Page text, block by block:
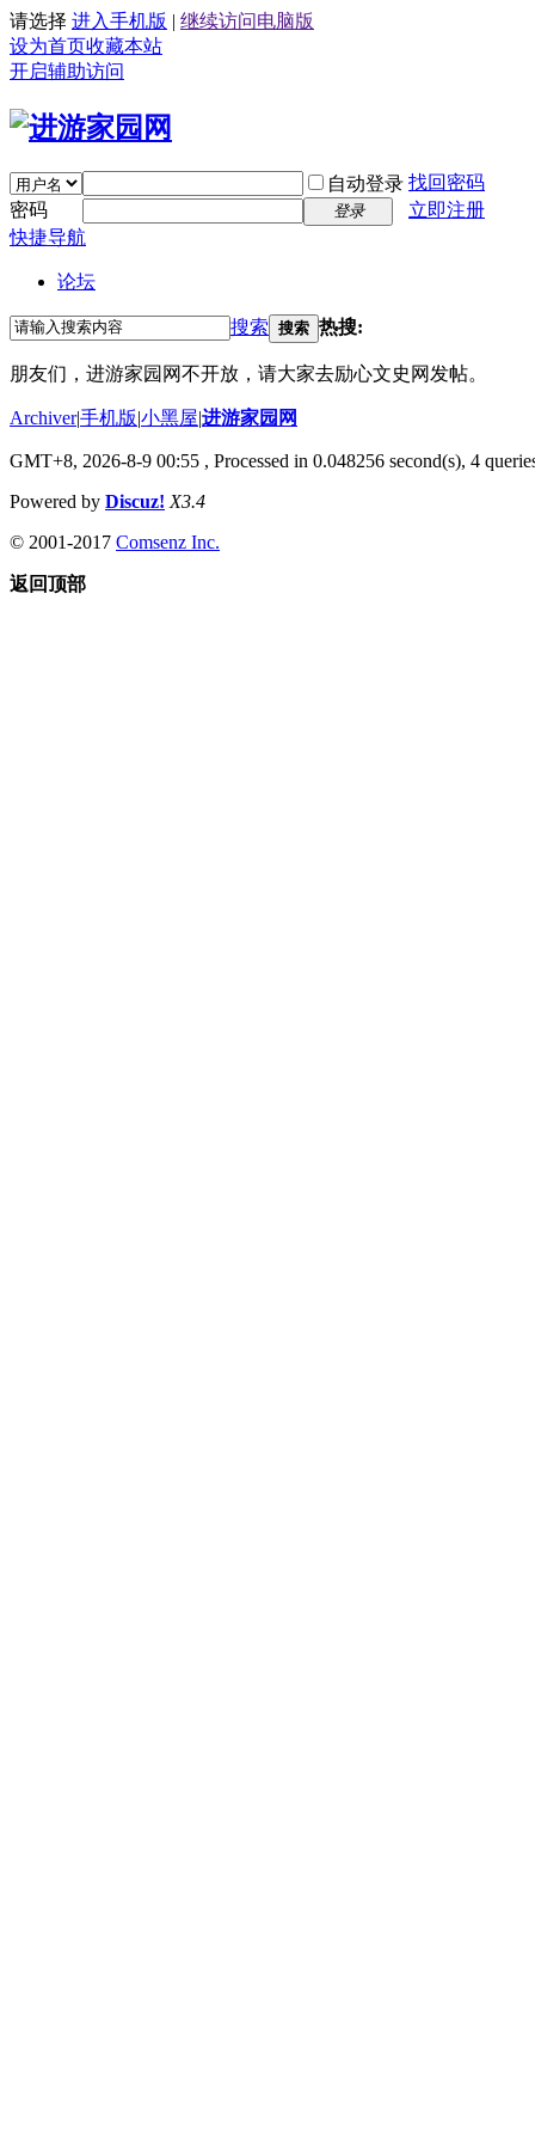
请选择 进入手机版 | 继续访问电脑版
设为首页收藏本站
开启辅助访问
自动登录 找回密码
密码
登录
立即注册
快捷导航
论坛
搜索 搜索 热搜:
朋友们，进游家园网不开放，请大家去励心文史网发帖。
Archiver|手机版|小黑屋|进游家园网
GMT+8, 2026-8-9 00:55 , Processed in 0.048256 second(s), 4
Powered by Discuz! X3.4
© 2001-2017 Comsenz Inc.
返回顶部